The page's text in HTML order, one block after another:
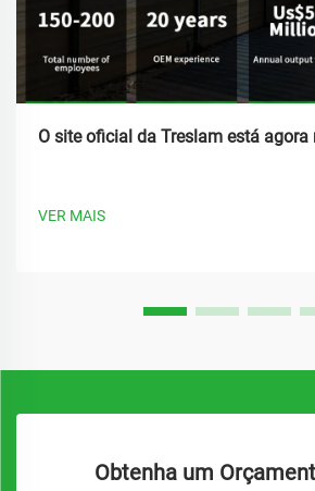
O site oficial da Treslam está agora
VER MAIS
Obtenha um